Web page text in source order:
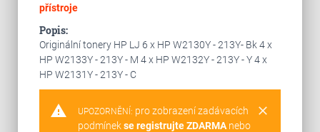
přístroje
Popis:
Originální tonery HP LJ 6 x HP W2130Y - 213Y- Bk 4 x
HP W2133Y - 213Y - M 4 x HP W2132Y - 213Y - Y 4 x
HP W2131Y - 213Y - C
warning clear
UPOZORNĚNÍ: pro zobrazení zadávacích
podmínekse registrujte ZDARMAnebo